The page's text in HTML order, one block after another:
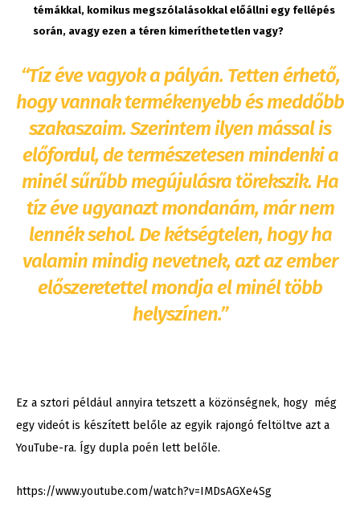
témákkal, komikus megszólalásokkal előállni egy fellépés
során, avagy ezen a téren kimeríthetetlen vagy?
“Tíz éve vagyok a pályán. Tetten érhető,
hogy vannak termékenyebb és meddőbb
szakaszaim. Szerintem ilyen mással is
előfordul, de természetesen mindenki a
minél sűrűbb megújulásra törekszik. Ha
tíz éve ugyanazt mondanám, már nem
lennék sehol. De kétségtelen, hogy ha
valamin mindig nevetnek, azt az ember
előszeretettel mondja el minél több
helyszínen.”
Ez a sztori például annyira tetszett a közönségnek, hogy még
egy videót is készített belőle az egyik rajongó feltöltve azt a
YouTube-ra. Így dupla poén lett belőle.
https://www.youtube.com/watch?v=IMDsAGXe4Sg